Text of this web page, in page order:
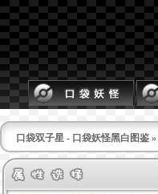
口袋双子星 - 口袋妖怪黑白图鉴 »